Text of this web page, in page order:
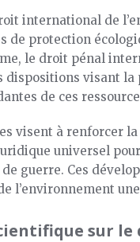
international de
de protection
le droit pénal
dispositions visant
de ces
visent à renforcer
universel
de guerre. Ces
l’environnement
sur